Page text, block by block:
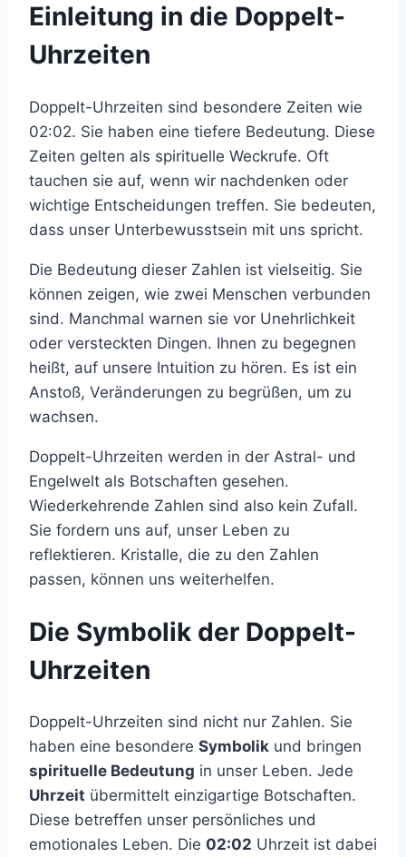
Einleitung in die Doppelt-
Uhrzeiten
Doppelt-Uhrzeiten sind besondere Zeiten wie
02:02. Sie haben eine tiefere Bedeutung. Diese
Zeiten gelten als spirituelle Weckrufe. Oft
tauchen sie auf, wenn wir nachdenken oder
wichtige Entscheidungen treffen. Sie bedeuten,
dass unser Unterbewusstsein mit uns spricht.
Die Bedeutung dieser Zahlen ist vielseitig. Sie
können zeigen, wie zwei Menschen verbunden
sind. Manchmal warnen sie vor Unehrlichkeit
oder versteckten Dingen. Ihnen zu begegnen
heißt, auf unsere Intuition zu hören. Es ist ein
Anstoß, Veränderungen zu begrüßen, um zu
wachsen.
Doppelt-Uhrzeiten werden in der Astral- und
Engelwelt als Botschaften gesehen.
Wiederkehrende Zahlen sind also kein Zufall.
Sie fordern uns auf, unser Leben zu
reflektieren. Kristalle, die zu den Zahlen
passen, können uns weiterhelfen.
Die Symbolik der Doppelt-
Uhrzeiten
Doppelt-Uhrzeiten sind nicht nur Zahlen. Sie
haben eine besondere Symbolik und bringen
spirituelle Bedeutung in unser Leben. Jede
Uhrzeit übermittelt einzigartige Botschaften.
Diese betreffen unser persönliches und
emotionales Leben. Die 02:02 Uhrzeit ist dabei